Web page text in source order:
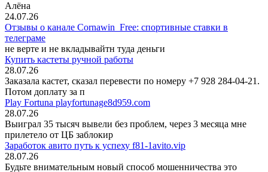
Алёна
24.07.26
Отзывы о канале Cornawin_Free: спортивные ставки в
телеграме
не верте и не вкладывайтн туда деньги
Купить кастеты ручной работы
28.07.26
Заказала кастет, сказал перевести по номеру +7 928 284-04-21.
Потом доплату за п
Play Fortuna playfortunage8d959.com
28.07.26
Выиграл 35 тысяч вывели без проблем, через 3 месяца мне
прилетело от ЦБ заблокир
Заработок авито путь к успеху f81-1avito.vip
28.07.26
Будьте внимательным новый способ мошенничества это